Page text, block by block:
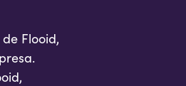
Flooid,